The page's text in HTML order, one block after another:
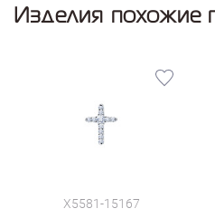
Изделия похожие
X5581-15167